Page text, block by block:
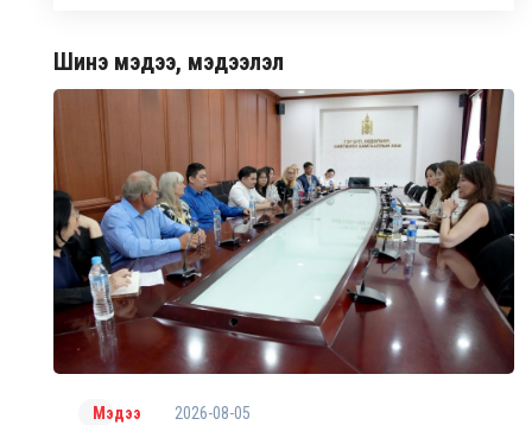
Шинэ мэдээ, мэдээлэл
Мэдээ 2026-08-05